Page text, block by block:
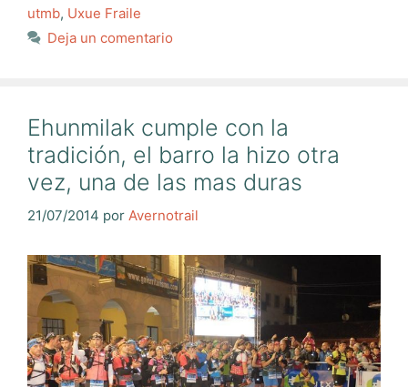
utmb, Uxue Fraile
Deja un comentario
Ehunmilak cumple con la
tradición, el barro la hizo otra
vez, una de las mas duras
21/07/2014 por Avernotrail